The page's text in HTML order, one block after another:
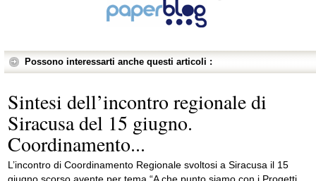
Possono interessarti anche questi articoli :
Sintesi dell’incontro regionale di
Siracusa del 15 giugno.
Coordinamento...
L’incontro di Coordinamento Regionale svoltosi a Siracusa il 15